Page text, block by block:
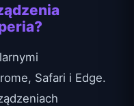
Safari i Edge.